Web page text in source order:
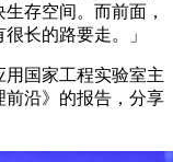
存空间。而前面，
长的路要走。」
国家工程实验室主
前沿》的报告，分享